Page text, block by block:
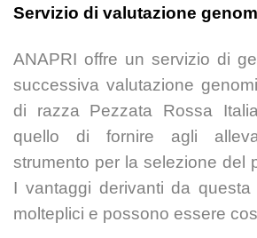
Servizio di valutazione
ANAPRI offre un servizio di
successiva valutazione
di razza Pezzata Rossa
quello di fornire agli
strumento per la selezione del
I vantaggi derivanti da
molteplici e possono essere